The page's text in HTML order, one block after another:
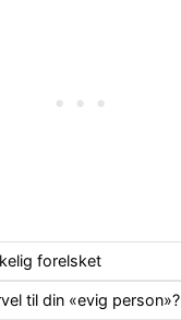
forelsket
til din «evig person»?